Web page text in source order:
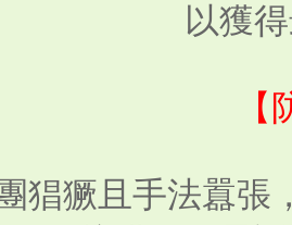
以獲
猖獗且手法囂張